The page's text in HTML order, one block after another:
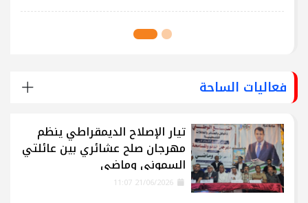
فعاليات الساحة
تيار الإصلاح الديمقراطي ينظم
مهرجان صلح عشائري بين عائلتي
السموني وماضي